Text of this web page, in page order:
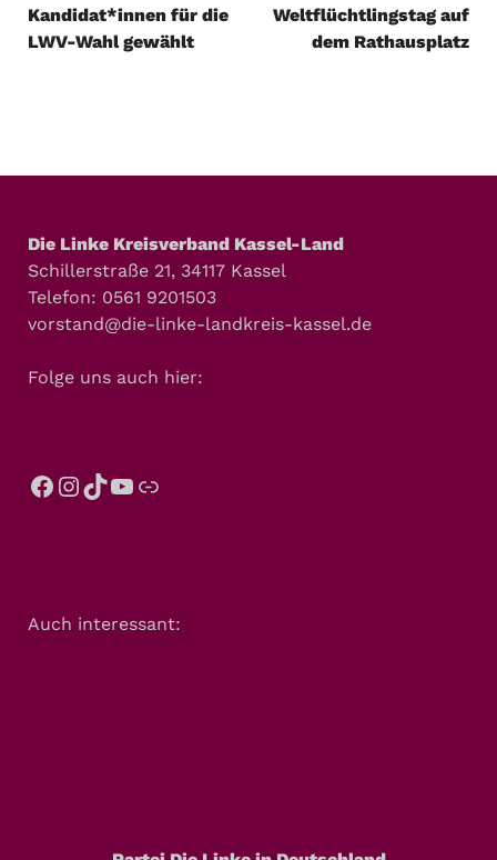
Kandidat*innen für die
LWV-Wahl gewählt
Weltflüchtlingstag auf
dem Rathausplatz
Die Linke Kreisverband Kassel-Land
Schillerstraße 21, 34117 Kassel
Telefon: 0561 9201503
vorstand@die-linke-landkreis-kassel.de
Folge uns auch hier:
Auch interessant: